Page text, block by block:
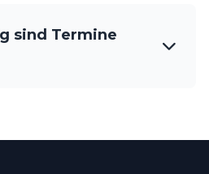
sind Termine